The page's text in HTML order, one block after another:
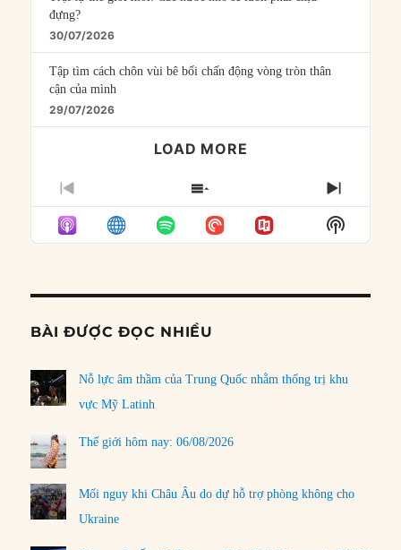
đựng?
30/07/2026
Tập tìm cách chôn vùi bê bối chấn động vòng tròn thân
cận của mình
29/07/2026
LOAD MORE
PREVIOUS
EPISODE
SHOW
EPISODES
LIST
NEXT
Show
Podcast
BÀI ĐƯỢC ĐỌC NHIỀU
Nỗ lực âm thầm của Trung Quốc nhằm thống trị khu
vực Mỹ Latinh
Thế giới hôm nay: 06/08/2026
Mối nguy khi Châu Âu do dự hỗ trợ phòng không cho
Ukraine